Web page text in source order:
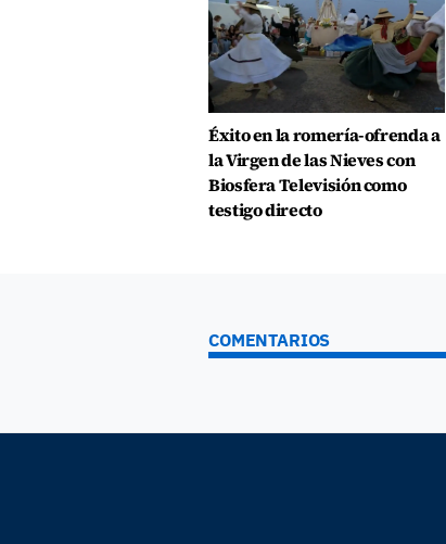
Éxito en la romería-ofrenda a
la Virgen de las Nieves con
Biosfera Televisión como
testigo directo
COMENTARIOS